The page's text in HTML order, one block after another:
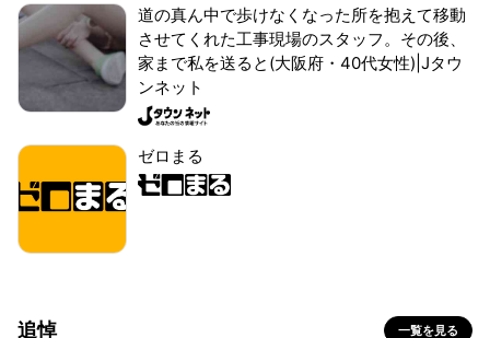
道の真ん中で歩けなくなった所を抱えて移動
させてくれた工事現場のスタッフ。その後、
家まで私を送ると(大阪府・40代女性)|Jタウ
ンネット
ゼロまる
追悼 一覧を見る